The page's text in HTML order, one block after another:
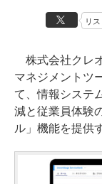
リス
株式会社クレ
マネジメントツ
て、情報システ
減と従業員体験
ル」機能を提供